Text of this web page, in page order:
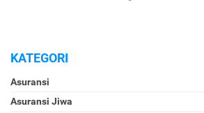
KATEGORI
Asuransi
Asuransi Jiwa